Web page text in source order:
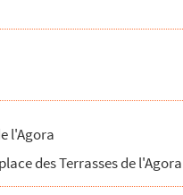
l'Agora
des Terrasses de l'Agora